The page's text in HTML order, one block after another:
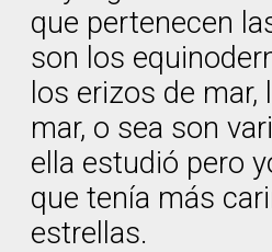
que pertenecen
son los
los erizos de
mar, o sea son
ella estudió pero
que tenía más
estrellas.